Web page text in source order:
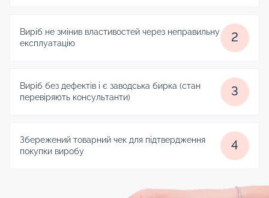
Виріб не змінив властивостей через неправильну
експлуатацію
2
Виріб без дефектів і є заводська бирка (стан
перевіряють консультанти)
3
Збережений товарний чек для підтвердження
покупки виробу
4